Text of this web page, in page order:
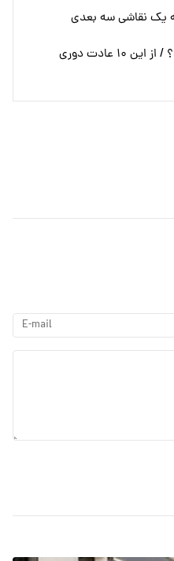
یک نقاشی سه بعدی
چگونه خانه‌مان خوشبو بماند؟ / از این ۱۰ عادت دوری